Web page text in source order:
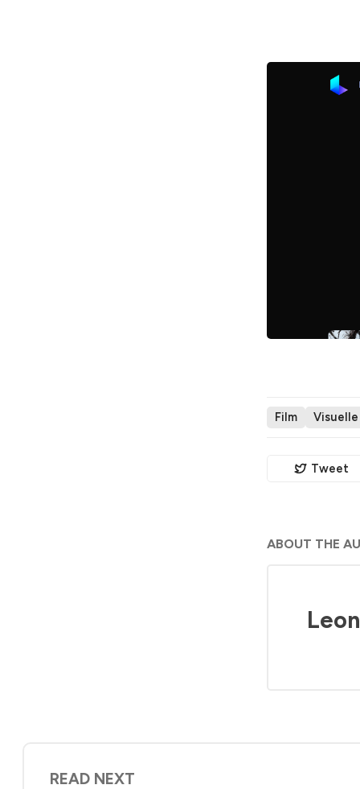
Film
Tweet
ABOUT THE
READ NEXT